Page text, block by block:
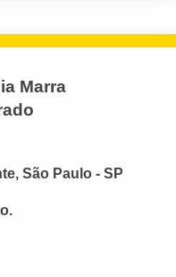
Marra
São Paulo - SP